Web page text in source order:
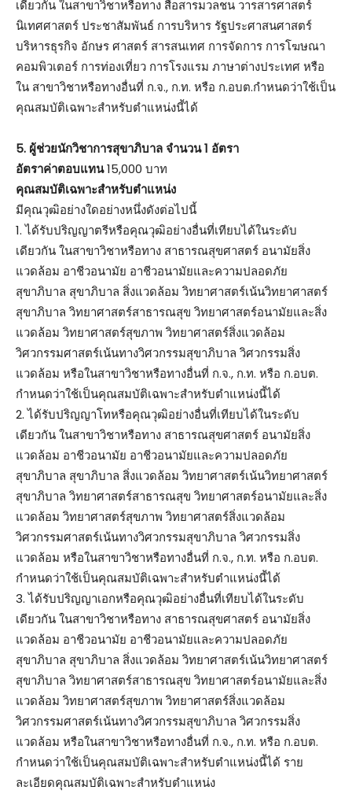
เดียวกัน ในสาขาวิชาหรือทาง สื่อสารมวลชน วารสารศาสตร์
นิเทศศาสตร์ ประชาสัมพันธ์ การบริหาร รัฐประศาสนศาสตร์
บริหารธุรกิจ อักษร ศาสตร์ สารสนเทศ การจัดการ การโฆษณา
คอมพิวเตอร์ การท่องเที่ยว การโรงแรม ภาษาต่างประเทศ หรือ
ใน สาขาวิชาหรือทางอื่นที่ ก.จ., ก.ท. หรือ ก.อบต.กำหนดว่าใช้เป็น
คุณสมบัติเฉพาะสำหรับตำแหน่งนี้ได้
5. ผู้ช่วยนักวิชาการสุขาภิบาล จำนวน 1 อัตรา
อัตราค่าตอบแทน15,000 บาท
คุณสมบัติเฉพาะสำหรับตำแหน่ง
มีคุณวุฒิอย่างใดอย่างหนึ่งดังต่อไปนี้
1. ได้รับปริญญาตรีหรือคุณวุฒิอย่างอื่นที่เทียบได้ในระดับ
เดียวกัน ในสาขาวิชาหรือทาง สาธารณสุขศาสตร์ อนามัยสิ่ง
แวดล้อม อาชีวอนามัย อาชีวอนามัยและความปลอดภัย
สุขาภิบาล สุขาภิบาล สิ่งแวดล้อม วิทยาศาสตร์เน้นวิทยาศาสตร์
สุขาภิบาล วิทยาศาสตร์สาธารณสุข วิทยาศาสตร์อนามัยและสิ่ง
แวดล้อม วิทยาศาสตร์สุขภาพ วิทยาศาสตร์สิ่งแวดล้อม
วิศวกรรมศาสตร์เน้นทางวิศวกรรมสุขาภิบาล วิศวกรรมสิ่ง
แวดล้อม หรือในสาขาวิชาหรือทางอื่นที่ ก.จ., ก.ท. หรือ ก.อบต.
กำหนดว่าใช้เป็นคุณสมบัติเฉพาะสำหรับตำแหน่งนี้ได้
2. ได้รับปริญญาโทหรือคุณวุฒิอย่างอื่นที่เทียบได้ในระดับ
เดียวกัน ในสาขาวิชาหรือทาง สาธารณสุขศาสตร์ อนามัยสิ่ง
แวดล้อม อาชีวอนามัย อาชีวอนามัยและความปลอดภัย
สุขาภิบาล สุขาภิบาล สิ่งแวดล้อม วิทยาศาสตร์เน้นวิทยาศาสตร์
สุขาภิบาล วิทยาศาสตร์สาธารณสุข วิทยาศาสตร์อนามัยและสิ่ง
แวดล้อม วิทยาศาสตร์สุขภาพ วิทยาศาสตร์สิ่งแวดล้อม
วิศวกรรมศาสตร์เน้นทางวิศวกรรมสุขาภิบาล วิศวกรรมสิ่ง
แวดล้อม หรือในสาขาวิชาหรือทางอื่นที่ ก.จ., ก.ท. หรือ ก.อบต.
กำหนดว่าใช้เป็นคุณสมบัติเฉพาะสำหรับตำแหน่งนี้ได้
3. ได้รับปริญญาเอกหรือคุณวุฒิอย่างอื่นที่เทียบได้ในระดับ
เดียวกัน ในสาขาวิชาหรือทาง สาธารณสุขศาสตร์ อนามัยสิ่ง
แวดล้อม อาชีวอนามัย อาชีวอนามัยและความปลอดภัย
สุขาภิบาล สุขาภิบาล สิ่งแวดล้อม วิทยาศาสตร์เน้นวิทยาศาสตร์
สุขาภิบาล วิทยาศาสตร์สาธารณสุข วิทยาศาสตร์อนามัยและสิ่ง
แวดล้อม วิทยาศาสตร์สุขภาพ วิทยาศาสตร์สิ่งแวดล้อม
วิศวกรรมศาสตร์เน้นทางวิศวกรรมสุขาภิบาล วิศวกรรมสิ่ง
แวดล้อม หรือในสาขาวิชาหรือทางอื่นที่ ก.จ., ก.ท. หรือ ก.อบต.
กำหนดว่าใช้เป็นคุณสมบัติเฉพาะสำหรับตำแหน่งนี้ได้ ราย
ละเอียดคุณสมบัติเฉพาะสำหรับตำแหน่ง